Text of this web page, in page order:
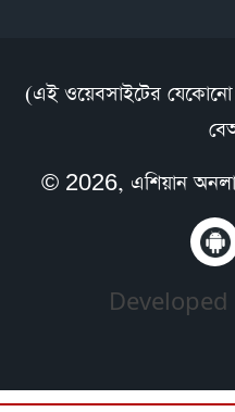
(এই ওয়েবসাইটের যেকোনো
© 2026, এশিয়ান